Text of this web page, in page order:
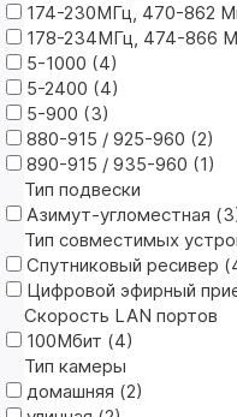
174-230МГц, 470-862
178-234МГц, 474-866
5-1000 (4)
5-2400 (4)
5-900 (3)
880-915 / 925-960 (2)
890-915 / 935-960 (1)
Тип подвески
Азимут-угломестная (3
Тип совместимых
Спутниковый ресивер (
Цифровой эфирный
Скорость LAN портов
100Мбит (4)
Тип камеры
домашняя (2)